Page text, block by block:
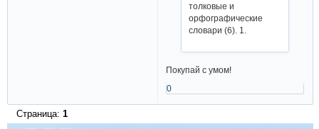
толковые и
орфографические
словари (6). 1.
Покупай с умом!
0
Страница: 1